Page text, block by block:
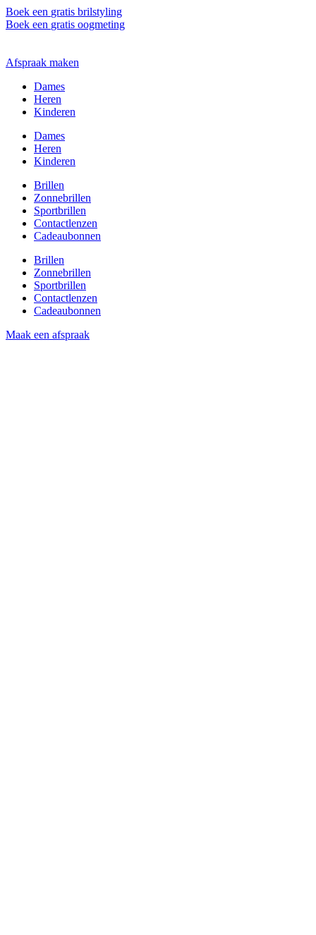
Ga
naar
Boek een gratis brilstyling
Boek een gratis oogmeting
Afspraak maken
Dames
Heren
Kinderen
Dames
Heren
Kinderen
Brillen
Zonnebrillen
Sportbrillen
Contactlenzen
Cadeaubonnen
Brillen
Zonnebrillen
Sportbrillen
Contactlenzen
Cadeaubonnen
Maak een afspraak